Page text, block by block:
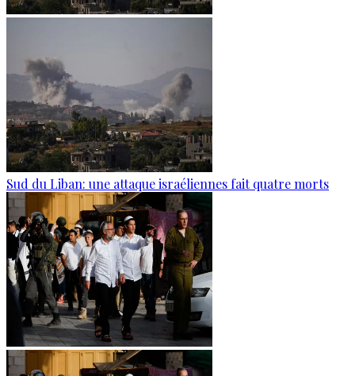
Sud du Liban: une attaque israéliennes fait quatre morts